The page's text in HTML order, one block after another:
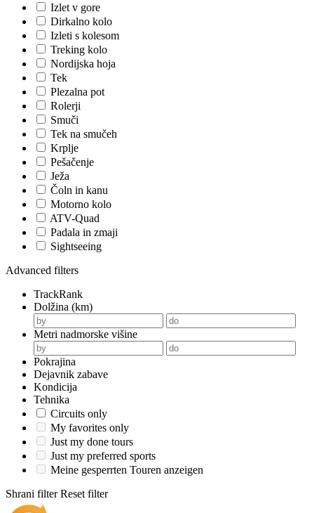
Izlet v gore
Dirkalno kolo
Izleti s kolesom
Treking kolo
Nordijska hoja
Tek
Plezalna pot
Rolerji
Smuči
Tek na smučeh
Krplje
Pešačenje
Ježa
Čoln in kanu
Motorno kolo
ATV-Quad
Padala in zmaji
Sightseeing
Advanced filters
TrackRank
Dolžina (km)
Metri nadmorske višine
Pokrajina
Dejavnik zabave
Kondicija
Tehnika
Circuits only
My favorites only
Just my done tours
Just my preferred sports
Meine gesperrten Touren anzeigen
Shrani filter Reset filter